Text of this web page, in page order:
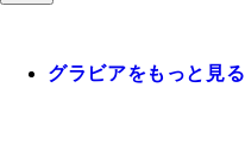
グラビアをもっと見る